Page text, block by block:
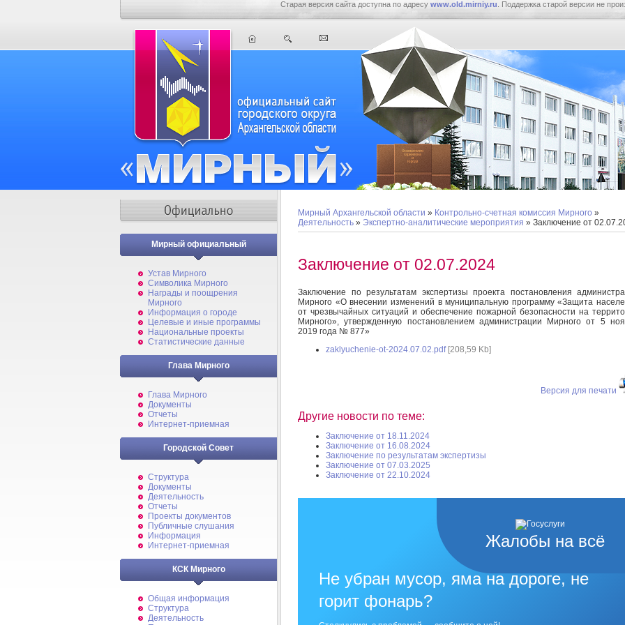
Старая версия сайта доступна по адресу www.old.mirniy.ru . Поддержка старой версии не
Мирный официальный
Устав Мирного
Символика Мирного
Награды и поощрения
Мирного
Информация о городе
Целевые и иные программы
Национальные проекты
Статистические данные
Глава Мирного
Глава Мирного
Документы
Отчеты
Интернет-приемная
Городской Совет
Структура
Документы
Деятельность
Отчеты
Проекты документов
Публичные слушания
Информация
Интернет-приемная
КСК Мирного
Общая информация
Структура
Деятельность
Мирный Архангельской области » Контрольно-счетная комиссия Мирного »
Деятельность » Экспертно-аналитические мероприятия » Заключение от
Заключение от 02.07.2024
Заключение
по результатам экспертизы проекта постановления
Мирного «О внесении изменений в муниципальную программу «Защита
от чрезвычайных ситуаций и обеспечение пожарной безопасности на
Мирного», утвержденную постановлением администрации Мирного от 5
2019 года № 877»
zaklyuchenie-ot-2024.07.02.pdf[208,59 Kb]
Версия для печати
Другие новости по теме:
Заключение от 18.11.2024
Заключение от 16.08.2024
Заключение по результатам экспертизы
Заключение от 07.03.2025
Заключение от 22.10.2024
Жалобы на всё
Не убран мусор, яма на дороге, не
горит фонарь?